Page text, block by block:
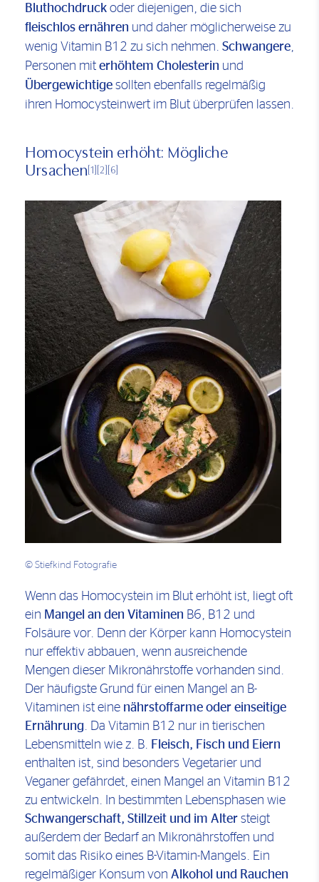
Bluthochdruck oder diejenigen, die sich
fleischlos ernähren und daher möglicherweise zu
wenig Vitamin B12 zu sich nehmen. Schwangere,
Personen mit erhöhtem Cholesterin und
Übergewichtige sollten ebenfalls regelmäßig
ihren Homocysteinwert im Blut überprüfen lassen.
Homocystein erhöht: Mögliche
Ursachen [1] [2] [6]
© Stiefkind Fotografie
Wenn das Homocystein im Blut erhöht ist, liegt oft
ein Mangel an den Vitaminen B6, B12 und
Folsäure vor. Denn der Körper kann Homocystein
nur effektiv abbauen, wenn ausreichende
Mengen dieser Mikronährstoffe vorhanden sind.
Der häufigste Grund für einen Mangel an B-
Vitaminen ist eine nährstoffarme oder einseitige
Ernährung. Da Vitamin B12 nur in tierischen
Lebensmitteln wie z. B. Fleisch, Fisch und Eiern
enthalten ist, sind besonders Vegetarier und
Veganer gefährdet, einen Mangel an Vitamin B12
zu entwickeln. In bestimmten Lebensphasen wie
Schwangerschaft, Stillzeit und im Alter steigt
außerdem der Bedarf an Mikronährstoffen und
somit das Risiko eines B-Vitamin-Mangels. Ein
regelmäßiger Konsum von Alkohol und Rauchen